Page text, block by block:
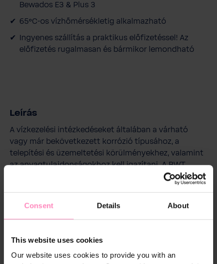
Consent Details About
This website uses cookies
Our website uses cookies to provide you with an
Bewados E3 & Plus 3
65°C-os vízhőmérsékletig alkalmazható
Ingyenes szállítás a praktikus előfizetéssel! Az
előfizetés rugalmasan és bármikor lemondható
Leírás
A vízkezelési intézkedéseket általában a várható
vagy már bekövetkezett korrózió típusához, a
telepítési és üzemeltetési körülményekhez, valamint
az anyagtulajdonságokhoz kell igazítani. A BWT
szakembereinek vízelemzésen alapuló tanácsa
monofoszfátoldat-koncentrátum
keménységtartományban vagy 0,2-1,3 mol/m³